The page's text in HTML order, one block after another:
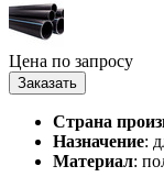
Цена по запросу
Заказать
Страна
Назначение:
Материал: